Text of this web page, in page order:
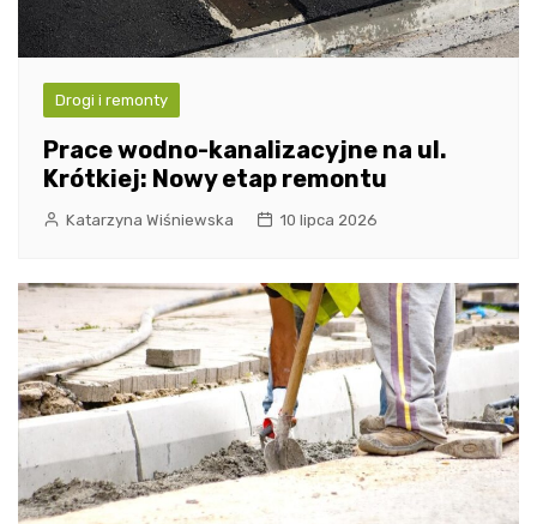
Drogi i remonty
Prace wodno-kanalizacyjne na ul.
Krótkiej: Nowy etap remontu
Katarzyna Wiśniewska 10 lipca 2026